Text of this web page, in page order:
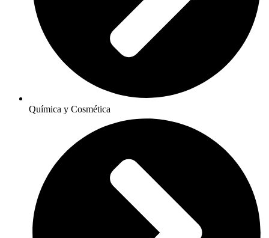
Química y Cosmética